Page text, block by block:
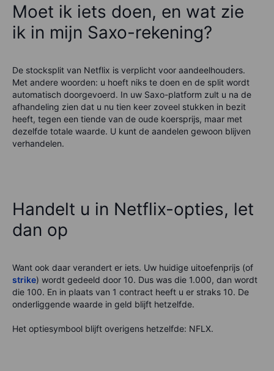
Moet ik iets doen, en wat zie
ik in mijn Saxo-rekening?
De stocksplit van Netflix is verplicht voor aandeelhouders.
Met andere woorden: u hoeft niks te doen en de split wordt
automatisch doorgevoerd. In uw Saxo-platform zult u na de
afhandeling zien dat u nu tien keer zoveel stukken in bezit
heeft, tegen een tiende van de oude koersprijs, maar met
dezelfde totale waarde. U kunt de aandelen gewoon blijven
verhandelen.
Handelt u in Netflix-opties, let
dan op
Want ook daar verandert er iets. Uw huidige uitoefenprijs (of
strike) wordt gedeeld door 10. Dus was die 1.000, dan wordt
die 100. En in plaats van 1 contract heeft u er straks 10. De
onderliggende waarde in geld blijft hetzelfde.
Het optiesymbool blijft overigens hetzelfde: NFLX.